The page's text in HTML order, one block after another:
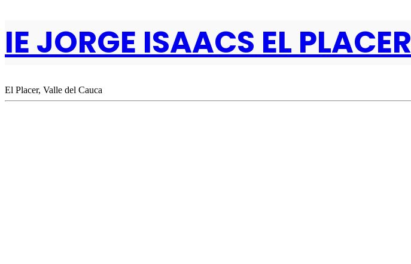
IE JORGE ISAACS EL PLACER
El Placer, Valle del Cauca